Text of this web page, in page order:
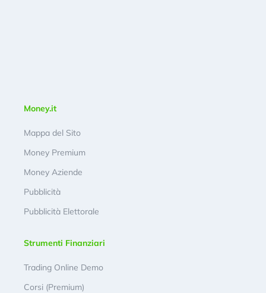
Money.it
Mappa del Sito
Money Premium
Money Aziende
Pubblicità
Pubblicità Elettorale
Strumenti Finanziari
Trading Online Demo
Corsi (Premium)